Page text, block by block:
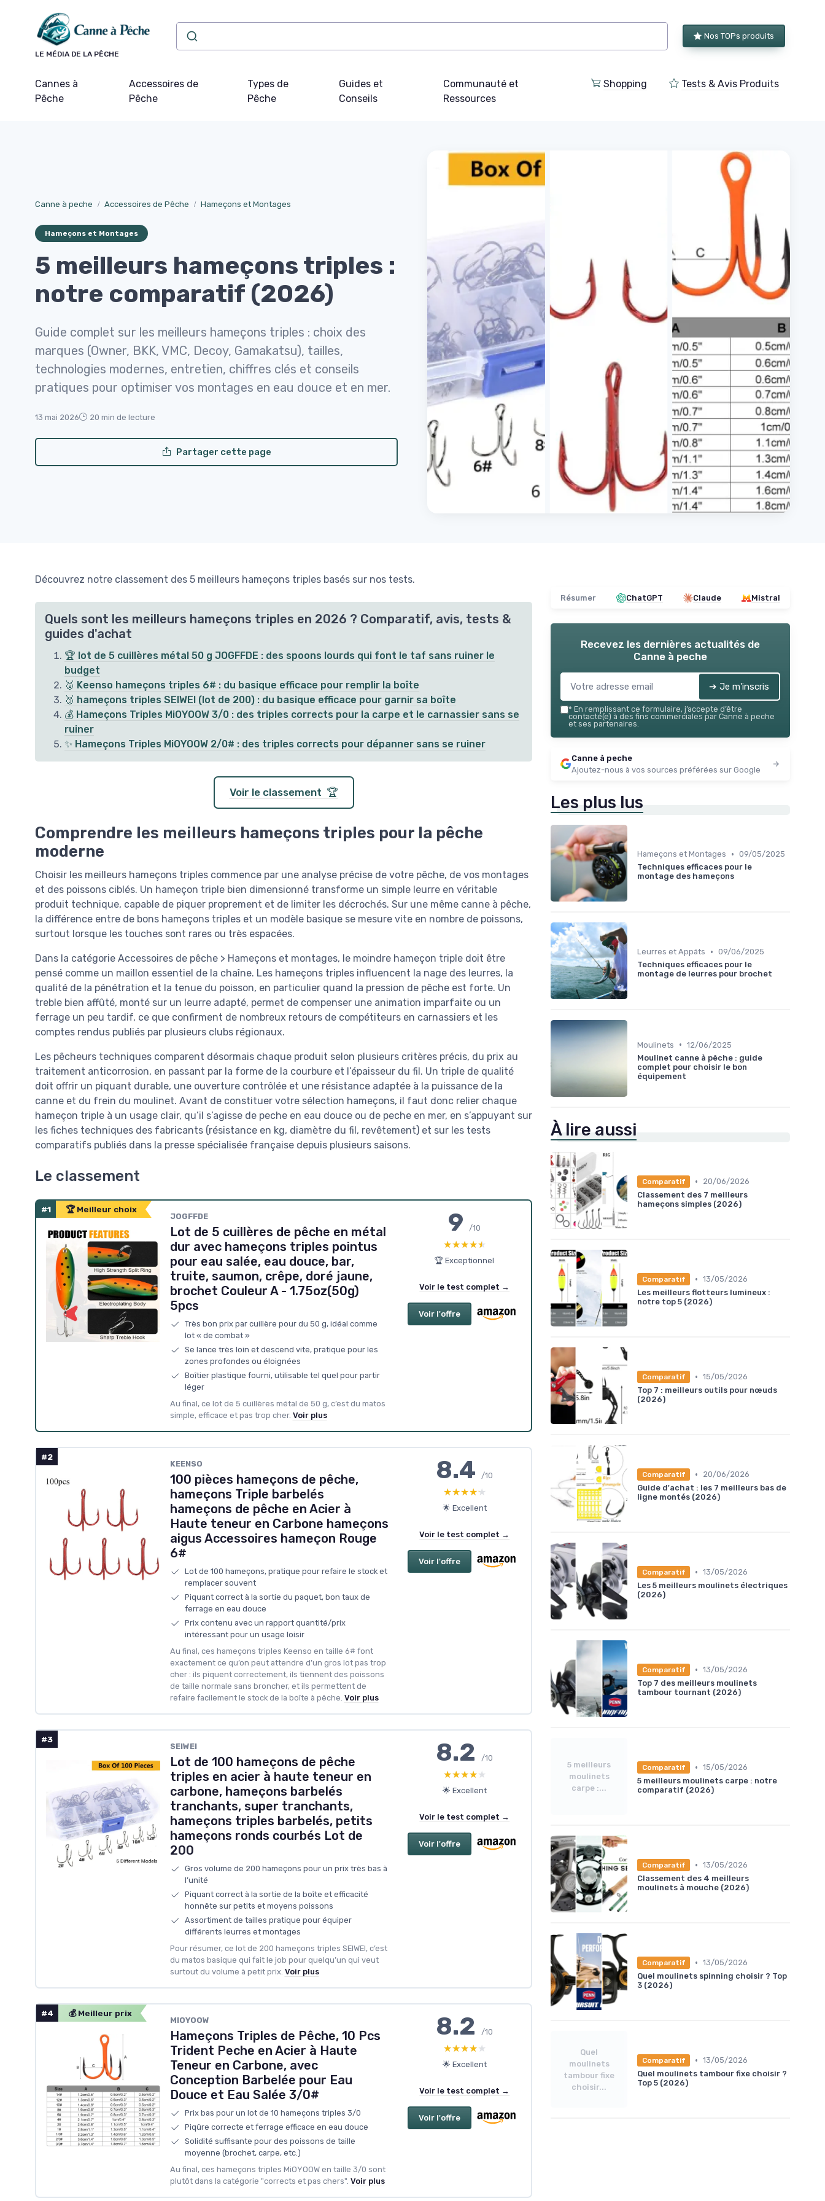
LE MÉDIA DE LA PÊCHE
Nos TOPs produits
Cannes à
Pêche
Accessoires de
Pêche
Types de
Pêche
Guides et
Conseils
Communauté et
Ressources
Shopping Tests & Avis Produits
Canne à peche Accessoires de Pêche Hameçons et Montages
Hameçons et Montages
5 meilleurs hameçons triples :
notre comparatif (2026)
Guide complet sur les meilleurs hameçons triples : choix des
marques (Owner, BKK, VMC, Decoy, Gamakatsu), tailles,
technologies modernes, entretien, chiffres clés et conseils
pratiques pour optimiser vos montages en eau douce et en mer.
13 mai 2026 20 min de lecture
Partager cette page
Découvrez notre classement des 5 meilleurs hameçons triples basés sur nos tests.
Quels sont les meilleurs hameçons triples en 2026 ? Comparatif, avis, tests &
guides d'achat
🏆 lot de 5 cuillères métal 50 g JOGFFDE : des spoons lourds qui font le taf sans ruiner le
budget
🥈 Keenso hameçons triples 6# : du basique efficace pour remplir la boîte
🥉 hameçons triples SEIWEI (lot de 200) : du basique efficace pour garnir sa boîte
💰 Hameçons Triples MiOYOOW 3/0 : des triples corrects pour la carpe et le carnassier sans se
ruiner
✨ Hameçons Triples MiOYOOW 2/0# : des triples corrects pour dépanner sans se ruiner
Voir le classement 🏆
Comprendre les meilleurs hameçons triples pour la pêche
moderne
Choisir les meilleurs hameçons triples commence par une analyse précise de votre pêche, de vos montages
et des poissons ciblés. Un hameçon triple bien dimensionné transforme un simple leurre en véritable
produit technique, capable de piquer proprement et de limiter les décrochés. Sur une même canne à pêche,
la différence entre de bons hameçons triples et un modèle basique se mesure vite en nombre de poissons,
surtout lorsque les touches sont rares ou très espacées.
Dans la catégorie Accessoires de pêche > Hameçons et montages, le moindre hameçon triple doit être
pensé comme un maillon essentiel de la chaîne. Les hameçons triples influencent la nage des leurres, la
qualité de la pénétration et la tenue du poisson, en particulier quand la pression de pêche est forte. Un
treble bien affûté, monté sur un leurre adapté, permet de compenser une animation imparfaite ou un
ferrage un peu tardif, ce que confirment de nombreux retours de compétiteurs en carnassiers et les
comptes rendus publiés par plusieurs clubs régionaux.
Les pêcheurs techniques comparent désormais chaque produit selon plusieurs critères précis, du prix au
traitement anticorrosion, en passant par la forme de la courbure et l’épaisseur du fil. Un triple de qualité
doit offrir un piquant durable, une ouverture contrôlée et une résistance adaptée à la puissance de la
canne et du frein du moulinet. Avant de constituer votre sélection hameçons, il faut donc relier chaque
hameçon triple à un usage clair, qu’il s’agisse de peche en eau douce ou de peche en mer, en s’appuyant sur
les fiches techniques des fabricants (résistance en kg, diamètre du fil, revêtement) et sur les tests
comparatifs publiés dans la presse spécialisée française depuis plusieurs saisons.
Le classement
#1 🏆 Meilleur choix
JOGFFDE
Lot de 5 cuillères de pêche en métal
dur avec hameçons triples pointus
pour eau salée, eau douce, bar,
truite, saumon, crêpe, doré jaune,
brochet Couleur A - 1.75oz(50g)
5pcs
Très bon prix par cuillère pour du 50 g, idéal comme
lot « de combat »
Se lance très loin et descend vite, pratique pour les
zones profondes ou éloignées
Boîtier plastique fourni, utilisable tel quel pour partir
léger
Au final, ce lot de 5 cuillères métal de 50 g, c’est du matos
simple, efficace et pas trop cher. Voir plus
9/10
★★★★★
★★★★★
🏆 Exceptionnel
Voir le test complet →
Voir l'offre
#2
KEENSO
100 pièces hameçons de pêche,
hameçons Triple barbelés
hameçons de pêche en Acier à
Haute teneur en Carbone hameçons
aigus Accessoires hameçon Rouge
6#
Lot de 100 hameçons, pratique pour refaire le stock et
remplacer souvent
Piquant correct à la sortie du paquet, bon taux de
ferrage en eau douce
Prix contenu avec un rapport quantité/prix
intéressant pour un usage loisir
Au final, ces hameçons triples Keenso en taille 6# font
exactement ce qu’on peut attendre d’un gros lot pas trop
cher : ils piquent correctement, ils tiennent des poissons
de taille normale sans broncher, et ils permettent de
refaire facilement le stock de la boîte à pêche. Voir plus
8.4/10
★★★★★
★★★★★
🌟 Excellent
Voir le test complet →
Voir l'offre
#3
SEIWEI
Lot de 100 hameçons de pêche
triples en acier à haute teneur en
carbone, hameçons barbelés
tranchants, super tranchants,
hameçons triples barbelés, petits
hameçons ronds courbés Lot de
200
Gros volume de 200 hameçons pour un prix très bas à
l’unité
Piquant correct à la sortie de la boîte et efficacité
honnête sur petits et moyens poissons
Assortiment de tailles pratique pour équiper
différents leurres et montages
Pour résumer, ce lot de 200 hameçons triples SEIWEI, c’est
du matos basique qui fait le job pour quelqu’un qui veut
surtout du volume à petit prix. Voir plus
8.2/10
★★★★★
★★★★★
🌟 Excellent
Voir le test complet →
Voir l'offre
#4 💰 Meilleur prix
MIOYOOW
Hameçons Triples de Pêche, 10 Pcs
Trident Peche en Acier à Haute
Teneur en Carbone, avec
Conception Barbelée pour Eau
Douce et Eau Salée 3/0#
Prix bas pour un lot de 10 hameçons triples 3/0
Piqûre correcte et ferrage efficace en eau douce
Solidité suffisante pour des poissons de taille
moyenne (brochet, carpe, etc.)
Au final, ces hameçons triples MiOYOOW en taille 3/0 sont
plutôt dans la catégorie "corrects et pas chers". Voir plus
8.2/10
★★★★★
★★★★★
🌟 Excellent
Voir le test complet →
Voir l'offre
Résumer ChatGPT Claude Mistral
Recevez les dernières actualités de
Canne à peche
➔ Je m'inscris
* En remplissant ce formulaire, j’accepte d’être
contacté(e) à des fins commerciales par Canne à peche
et ses partenaires.
Canne à peche
Ajoutez-nous à vos sources préférées sur Google
Les plus lus
Hameçons et Montages • 09/05/2025
Techniques efficaces pour le
montage des hameçons
Leurres et Appâts • 09/06/2025
Techniques efficaces pour le
montage de leurres pour brochet
Moulinets • 12/06/2025
Moulinet canne à pêche : guide
complet pour choisir le bon
équipement
À lire aussi
Comparatif •
20/06/2026
Classement des 7 meilleurs
hameçons simples (2026)
Comparatif • 13/05/2026
Les meilleurs flotteurs lumineux :
notre top 5 (2026)
Comparatif • 15/05/2026
Top 7 : meilleurs outils pour nœuds
(2026)
Comparatif •
20/06/2026
Guide d'achat : les 7 meilleurs bas de
ligne montés (2026)
Comparatif • 13/05/2026
Les 5 meilleurs moulinets électriques
(2026)
Comparatif • 13/05/2026
Top 7 des meilleurs moulinets
tambour tournant (2026)
5 meilleurs
moulinets
carpe :...
Comparatif • 15/05/2026
5 meilleurs moulinets carpe : notre
comparatif (2026)
Comparatif • 13/05/2026
Classement des 4 meilleurs
moulinets à mouche (2026)
Comparatif • 13/05/2026
Quel moulinets spinning choisir ? Top
3 (2026)
Quel
moulinets
tambour fixe
choisir...
Comparatif • 13/05/2026
Quel moulinets tambour fixe choisir ?
Top 5 (2026)